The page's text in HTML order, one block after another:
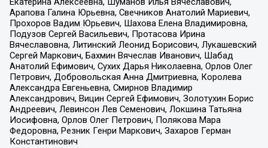
Арапова Галина Юрьевна, Свечников Анатолий Мариевич,
Прохоров Вадим Юрьевич, Шахова Елена Владимировна,
Подузов Сергей Васильевич, Протасова Ирина
Вячеславовна, Литинский Леонид Борисович, Лукашевский
Сергей Маркович, Бахмин Вячеслав Иванович, Шабад
Анатолий Ефимович, Сухих Дарья Николаевна, Орлов Олег
Петрович, Добровольская Анна Дмитриевна, Королева
Александра Евгеньевна, Смирнов Владимир
Александрович, Вицин Сергей Ефимович, Золотухин Борис
Андреевич, Левинсон Лев Семенович, Локшина Татьяна
Иосифовна, Орлов Олег Петрович, Полякова Мара
Федоровна, Резник Генри Маркович, Захаров Герман
Константинович